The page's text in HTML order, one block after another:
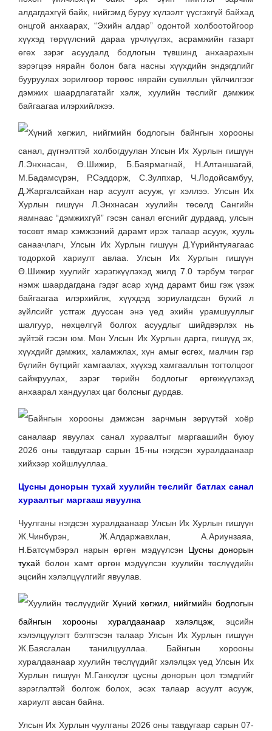
алдагдахгүй байх, нийгэмд буруу хүлээлт үүсгэхгүй байхад
онцгой анхаарах, “Эхийн алдар” одонтой холбоотойгоор
хүүхэд төрүүлсний дараа үрчлүүлэх, асрамжийн газарт
өгөх зэрэг асуудалд бодлогын түвшинд анхаарахын
зэрэгцээ нярайн болон бага насны хүүхдийн эндэгдлийг
бууруулах зорилгоор төрөөс нярайн сувиллын үйлчилгээг
дэмжих шаардлагатайг хэлж, хуулийн төслийг дэмжиж
байгаагаа илэрхийлжээ.
Хүний хөгжил, нийгмийн бодлогын байнгын хорооны
санал, дүгнэлттэй холбогдуулан Улсын Их Хурлын гишүүн
Л.Энхнасан, Ө.Шижир, Б.Баярмагнай, Н.Алтаншагай,
М.Бадамсүрэн, Р.Сэддорж, С.Зулпхар, Ч.Лодойсамбуу,
Д.Жаргалсайхан нар асуулт асууж, үг хэллээ. Улсын Их
Хурлын гишүүн Л.Энхнасан хуулийн төсөлд Сангийн
яамнаас “дэмжихгүй” гэсэн санал өгснийг дурдаад, улсын
төсөвт ямар хэмжээний дарамт ирэх талаар асууж, хууль
санаачлагч, Улсын Их Хурлын гишүүн Д.Үүрийнтуяагаас
тодорхой хариулт авлаа. Улсын Их Хурлын гишүүн
Ө.Шижир хуулийг хэрэгжүүлэхэд жилд 7.0 тэрбум төгрөг
нэмж шаардагдана гэдэг асар хүнд дарамт биш гэж үзэж
байгаагаа илэрхийлж, хүүхдэд зориулагдсан бүхий л
зүйлсийг устгаж дууссан энэ үед эхийн урамшууллыг
шалгуур, нөхцөлгүй болгох асуудлыг шийдвэрлэх нь
зүйтэй гэсэн юм. Мөн Улсын Их Хурлын дарга, гишүүд эх,
хүүхдийг дэмжих, халамжлах, хүн амыг өсгөх, малчин гэр
бүлийн бүтцийг хамгаалах, хүүхэд хамгааллын тогтолцоог
сайжруулах, зэрэг төрийн бодлогыг өргөжүүлэхэд
анхаарал хандуулах цаг болсныг дурдав.
Байнгын хорооны дэмжсэн зарчмын зөрүүтэй хоёр
саналаар явуулах санал хураалтыг маргаашийн буюу
2026 оны тавдугаар сарын 15-ны нэгдсэн хуралдаанаар
хийхээр хойшлууллаа.
Цусны донорын тухай хуулийн төслийг батлах санал
хураалтыг маргааш явуулна
Чуулганы нэгдсэн хуралдаанаар Улсын Их Хурлын гишүүн
Ж.Чинбүрэн, Ж.Алдаржавхлан, А.Ариунзаяа,
Н.Батсүмбэрэл нарын өргөн мэдүүлсэн Цусны донорын
тухай болон хамт өргөн мэдүүлсэн хуулийн төслүүдийн
эцсийн хэлэлцүүлгийг явуулав.
Хуулийн төслүүдийг Хүний хөгжил, нийгмийн бодлогын
байнгын хорооны хуралдаанаар хэлэлцэж , эцсийн
хэлэлцүүлэгт бэлтгэсэн талаар Улсын Их Хурлын гишүүн
Ж.Баясгалан танилцууллаа. Байнгын хорооны
хуралдаанаар хуулийн төслүүдийг хэлэлцэх үед Улсын Их
Хурлын гишүүн М.Ганхүлэг цусны донорын цол тэмдгийг
зэрэглэлтэй болгож болох, эсэх талаар асуулт асууж,
хариулт авсан байна.
Улсын Их Хурлын чуулганы 2026 оны тавдугаар сарын 07-